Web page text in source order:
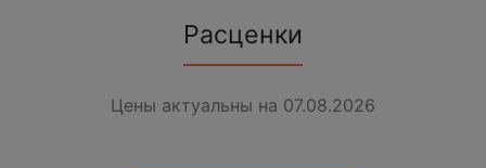
Расценки
Цены актуальны на 07.08.2026